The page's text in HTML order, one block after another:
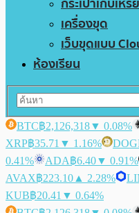
เครื่องขุด
เว็บขุดแบบ
ห้องเรียน
BTC฿2,126,318▼ 0.08%
XRP฿35.71 ▼ 1.16%
0.41%
ADA฿6.40▼ 0.91%
AVAX฿223.10 ▲ 2.28%
KUB฿20.41 ▼ 0.64%